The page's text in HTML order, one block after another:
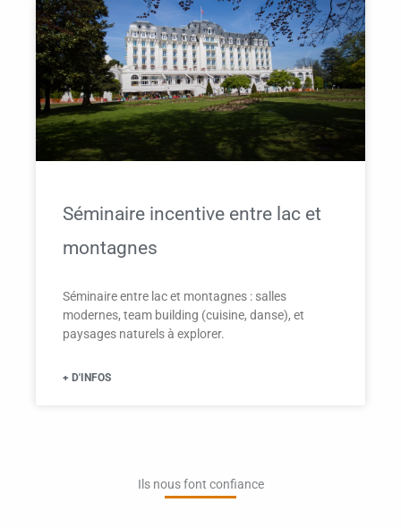
Séminaire incentive entre lac et
montagnes
Séminaire entre lac et montagnes : salles
modernes, team building (cuisine, danse), et
paysages naturels à explorer.
+ D'INFOS
Ils nous font confiance​